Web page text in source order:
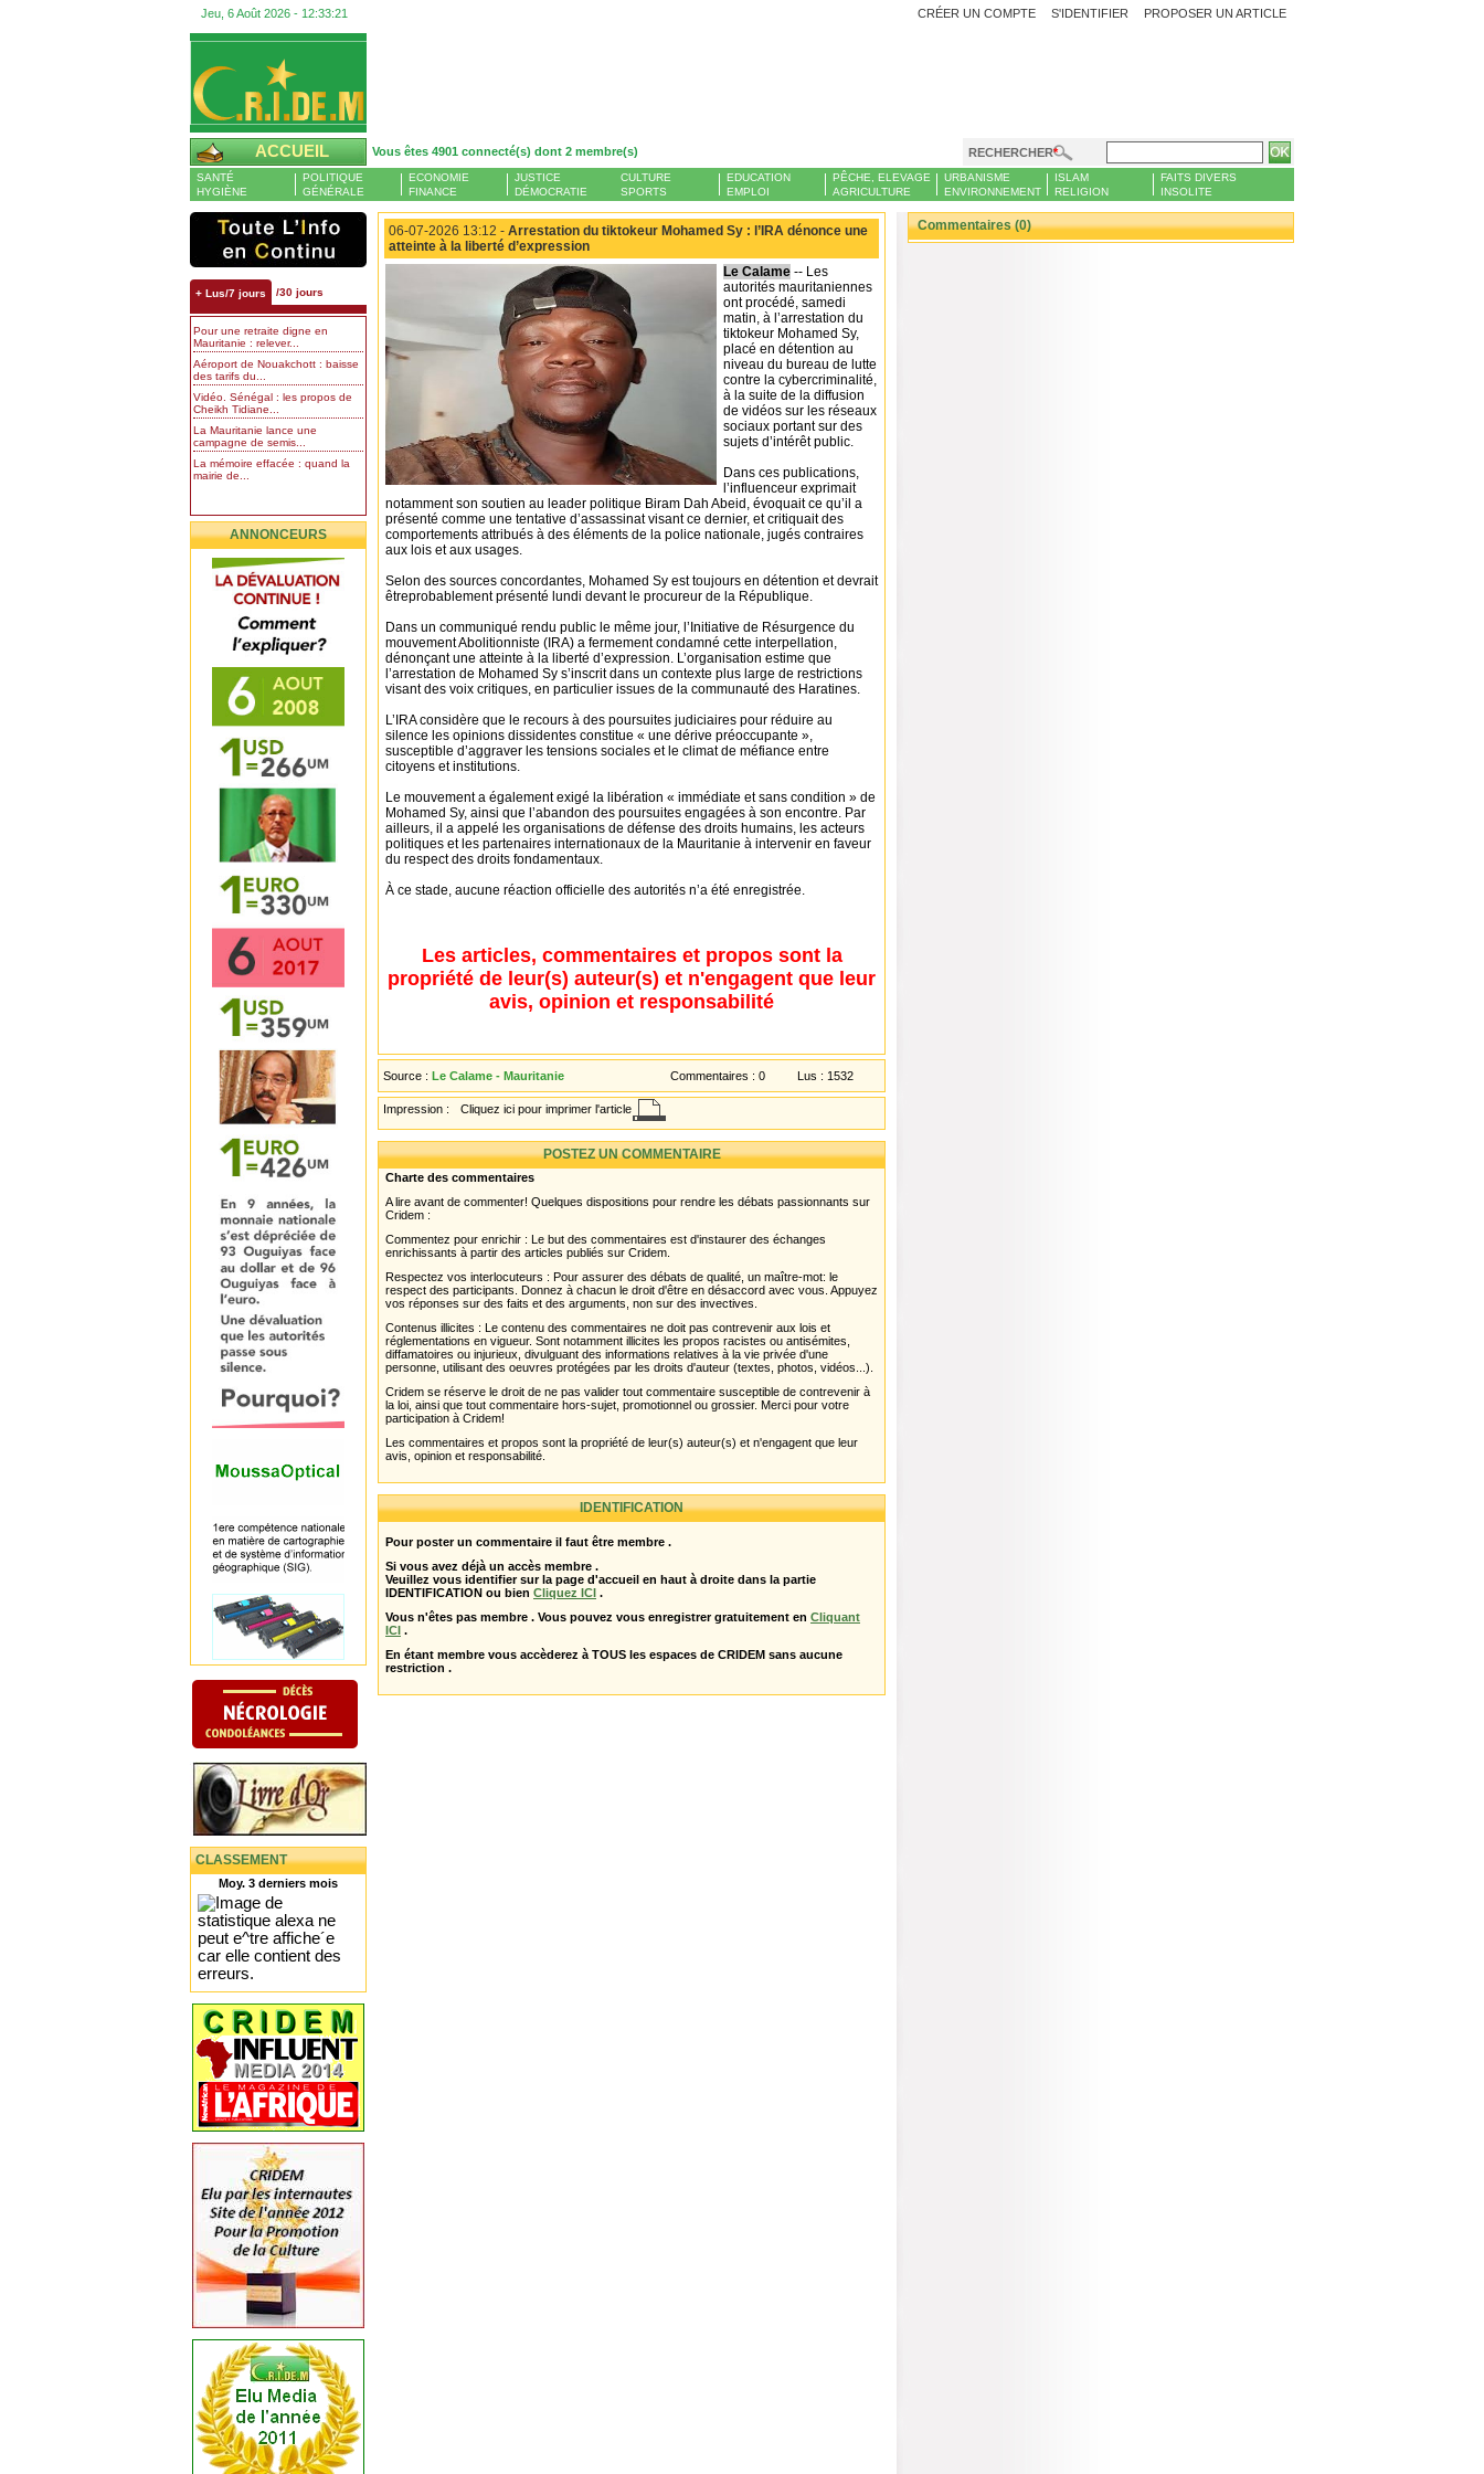
Jeu, 6 Août 2026 - 12:33:22 PROPOSER UN ARTICLE
CRÉER UN COMPTE S'IDENTIFIER
ACCUEIL Vous êtes 4901 connecté(s) dont 2 membre(s) RECHERCHER
SANTÉ
HYGIÈNE
POLITIQUE
GÉNÉRALE
ECONOMIE
FINANCE
JUSTICE
DÉMOCRATIE
CULTURE
SPORTS
EDUCATION
EMPLOI
PÊCHE, ELEVAGE
AGRICULTURE
URBANISME
ENVIRONNEMENT
ISLAM
RELIGION
FAITS DIVERS
INSOLITE
+ Lus/7 jours /30 jours
Pour une retraite digne en
Mauritanie : relever...
Aéroport de Nouakchott : baisse
des tarifs du...
Vidéo. Sénégal : les propos de
Cheikh Tidiane...
La Mauritanie lance une
campagne de semis...
La mémoire effacée : quand la
mairie de...
ANNONCEURS
CLASSEMENT
Moy. 3 derniers mois
06-07-2026 13:12 - Arrestation du tiktokeur Mohamed Sy : l’IRA dénonce une
atteinte à la liberté d’expression
Le Calame -- Les
autorités mauritaniennes
ont procédé, samedi
matin, à l’arrestation du
tiktokeur Mohamed Sy,
placé en détention au
niveau du bureau de lutte
contre la cybercriminalité,
à la suite de la diffusion
de vidéos sur les réseaux
sociaux portant sur des
sujets d’intérêt public.
Dans ces publications,
l’influenceur exprimait
notamment son soutien au leader politique Biram Dah Abeid, évoquait ce qu’il a
présenté comme une tentative d’assassinat visant ce dernier, et critiquait des
comportements attribués à des éléments de la police nationale, jugés contraires
aux lois et aux usages.
Selon des sources concordantes, Mohamed Sy est toujours en détention et devrait
êtreprobablement présenté lundi devant le procureur de la République.
Dans un communiqué rendu public le même jour, l’Initiative de Résurgence du
mouvement Abolitionniste (IRA) a fermement condamné cette interpellation,
dénonçant une atteinte à la liberté d’expression. L’organisation estime que
l’arrestation de Mohamed Sy s’inscrit dans un contexte plus large de restrictions
visant des voix critiques, en particulier issues de la communauté des Haratines.
L’IRA considère que le recours à des poursuites judiciaires pour réduire au
silence les opinions dissidentes constitue « une dérive préoccupante »,
susceptible d’aggraver les tensions sociales et le climat de méfiance entre
citoyens et institutions.
Le mouvement a également exigé la libération « immédiate et sans condition » de
Mohamed Sy, ainsi que l’abandon des poursuites engagées à son encontre. Par
ailleurs, il a appelé les organisations de défense des droits humains, les acteurs
politiques et les partenaires internationaux de la Mauritanie à intervenir en faveur
du respect des droits fondamentaux.
À ce stade, aucune réaction officielle des autorités n’a été enregistrée.
Les articles, commentaires et propos sont la
propriété de leur(s) auteur(s) et n'engagent que leur
avis, opinion et responsabilité
Source : Le Calame - Mauritanie Commentaires : 0 Lus : 1532
Impression : Cliquez ici pour imprimer l'article
POSTEZ UN COMMENTAIRE
Charte des commentaires
A lire avant de commenter! Quelques dispositions pour rendre les débats passionnants sur
Cridem :
Commentez pour enrichir : Le but des commentaires est d'instaurer des échanges
enrichissants à partir des articles publiés sur Cridem.
Respectez vos interlocuteurs : Pour assurer des débats de qualité, un maître-mot: le
respect des participants. Donnez à chacun le droit d'être en désaccord avec vous. Appuyez
vos réponses sur des faits et des arguments, non sur des invectives.
Contenus illicites : Le contenu des commentaires ne doit pas contrevenir aux lois et
réglementations en vigueur. Sont notamment illicites les propos racistes ou antisémites,
diffamatoires ou injurieux, divulguant des informations relatives à la vie privée d'une
personne, utilisant des oeuvres protégées par les droits d'auteur (textes, photos, vidéos...).
Cridem se réserve le droit de ne pas valider tout commentaire susceptible de contrevenir à
la loi, ainsi que tout commentaire hors-sujet, promotionnel ou grossier. Merci pour votre
participation à Cridem!
Les commentaires et propos sont la propriété de leur(s) auteur(s) et n'engagent que leur
avis, opinion et responsabilité.
IDENTIFICATION
Pour poster un commentaire il faut être membre .
Si vous avez déjà un accès membre .
Veuillez vous identifier sur la page d'accueil en haut à droite dans la partie
IDENTIFICATION ou bien Cliquez ICI .
Vous n'êtes pas membre . Vous pouvez vous enregistrer gratuitement en Cliquant
ICI .
En étant membre vous accèderez à TOUS les espaces de CRIDEM sans aucune
restriction .
Commentaires (0)